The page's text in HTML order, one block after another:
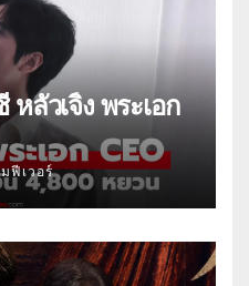
ลัวเจิ้ง พระเอก
ฟีเวอร์